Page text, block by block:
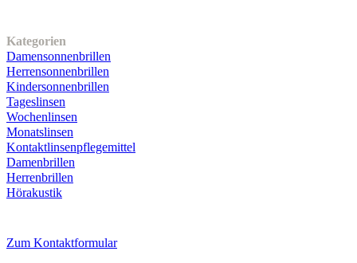
Kategorien
Damensonnenbrillen
Herrensonnenbrillen
Kindersonnenbrillen
Tageslinsen
Wochenlinsen
Monatslinsen
Kontaktlinsenpflegemittel
Damenbrillen
Herrenbrillen
Hörakustik
Zum Kontaktformular